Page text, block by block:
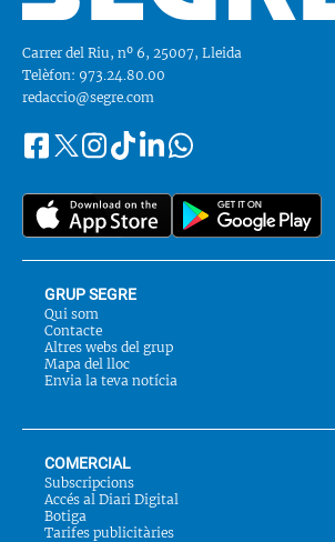
Carrer del Riu, nº 6, 25007, Lleida
Telèfon: 973.24.80.00
redaccio@segre.com
Segueix-
a::
FacebookInstagram
TiktokLinkedinWhatsapp
GRUP SEGRE
Qui som
Contacte
Altres webs del grup
Mapa del lloc
Envia la teva notícia
COMERCIAL
Subscripcions
Accés al Diari Digital
Botiga
Tarifes publicitàries